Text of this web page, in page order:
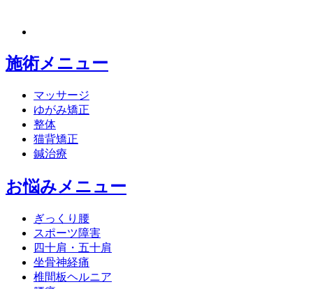
施術メニュー
マッサージ
ゆがみ矯正
整体
猫背矯正
鍼治療
お悩みメニュー
ぎっくり腰
スポーツ障害
四十肩・五十肩
坐骨神経痛
椎間板ヘルニア